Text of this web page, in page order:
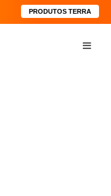
PRODUTOS TERRA